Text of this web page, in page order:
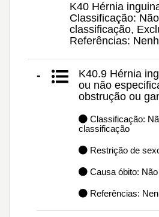
K40 Hérnia
Classificação:
classificação,
Referências:
-
K40.9 Hérnia
ou não
obstrução ou
Classificação:
classificação
Restrição de
Causa óbito:
Referências: